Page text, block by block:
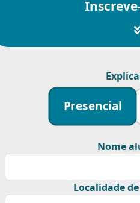
Presencial
Nome
Localidade